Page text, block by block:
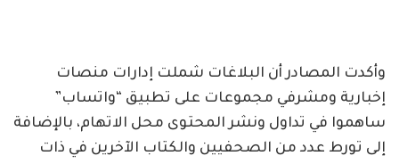
وأكدت المصادر أن البلاغات شملت إدارات منصات
إخبارية ومشرفي مجموعات على تطبيق “واتساب”
ساهموا في تداول ونشر المحتوى محل الاتهام، بالإضافة
إلى تورط عدد من الصحفيين والكتاب الآخرين في ذات